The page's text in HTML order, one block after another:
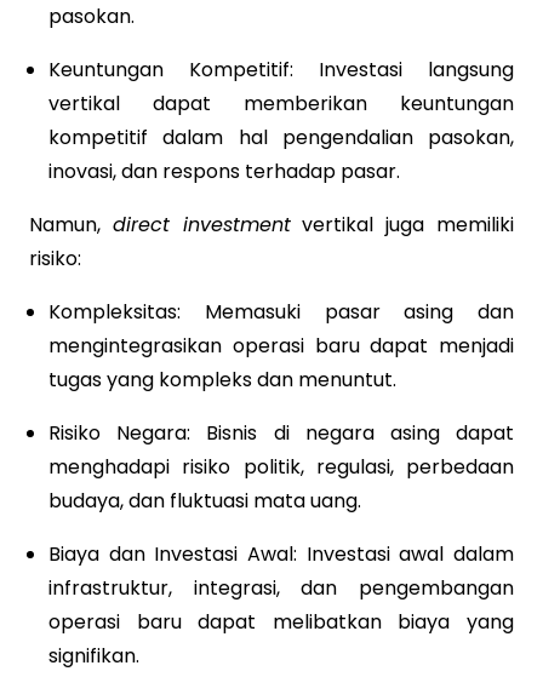
pasokan.
Keuntungan Kompetitif: Investasi langsung
vertikal dapat memberikan keuntungan
kompetitif dalam hal pengendalian pasokan,
inovasi, dan respons terhadap pasar.
Namun, direct investmentvertikal juga memiliki
risiko:
Kompleksitas: Memasuki pasar asing dan
mengintegrasikan operasi baru dapat menjadi
tugas yang kompleks dan menuntut.
Risiko Negara: Bisnis di negara asing dapat
menghadapi risiko politik, regulasi, perbedaan
budaya, dan fluktuasi mata uang.
Biaya dan Investasi Awal: Investasi awal dalam
infrastruktur, integrasi, dan pengembangan
operasi baru dapat melibatkan biaya yang
signifikan.